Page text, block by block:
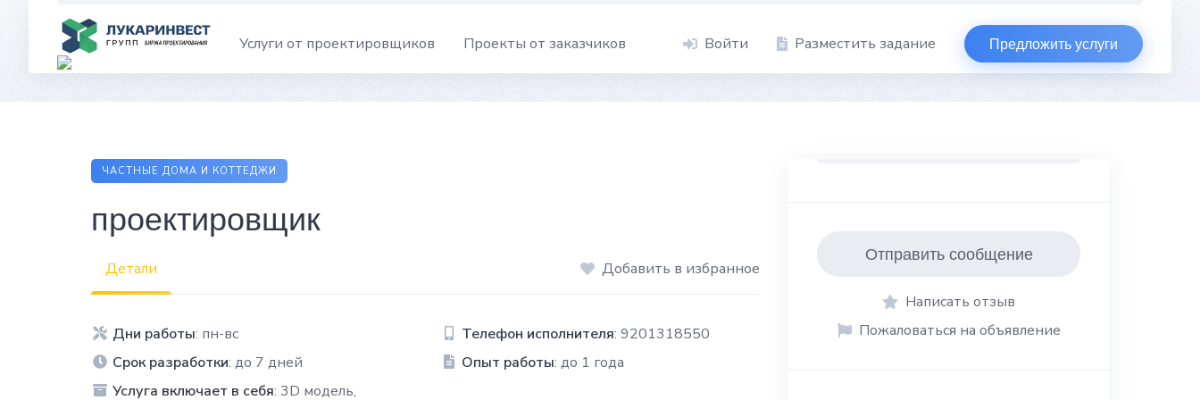
Услуги от проектировщиков Проекты от заказчиков Войти Разместить задание Предложить услуги
ЧАСТНЫЕ ДОМА И КОТТЕДЖИ
проектировщик
Детали Добавить в избранное
Дни работы: пн-вс Телефон исполнителя: 9201318550
Срок разработки: до 7 дней Опыт работы: до 1 года
Услуга включает в себя: 3D модель,
Отправить сообщение
Написать отзыв
Пожаловаться на объявление